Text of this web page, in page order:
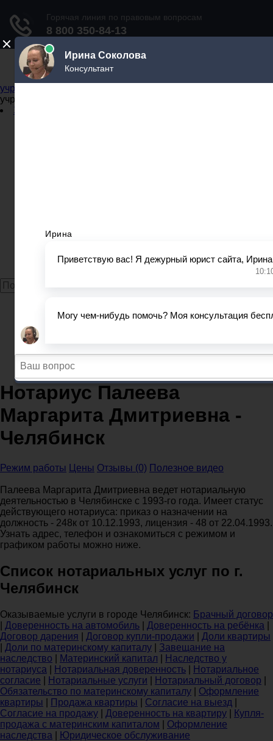
Не официальный справочник государственных
учреждений
учреждений
Задать вопрос юристу
Судебные приставы
Задать вопрос юристу
Нотариусы
Челябинская область
Нотариусы Челябинск
Нотариус Палеева Маргарита Дмитриевна -
Челябинск
Нотариус Палеева
Маргарита Дмитриевна -
Челябинск
Режим работы Цены Отзывы (0) Полезное видео
Палеева Маргарита Дмитриевна ведет нотариальную
деятельностью в Челябинске с 1993-го года. Имеет статус
действующего нотариуса: приказ о назначении на
должность - 248к от 10.12.1993, лицензия - 48 от 22.04.1993.
Узнать адрес, телефон и ознакомиться с режимом и
графиком работы можно ниже.
Список нотариальных услуг по г.
Челябинск
Оказываемые услуги в городе Челябинск: Брачный договор
Доверенность на автомобиль Доверенность на ребёнка
Договор дарения
Договор купли-продажи
Доли квартиры
Доли по материнскому капиталу
Завещание на
наследство
Материнский капитал
Наследство у
нотариуса
Нотариальная доверенность
Нотариальное
согласие
Нотариальные услуги Нотариальный договор
Обязательство по материнскому капиталу
Оформление
квартиры
Продажа квартиры Согласие на выезд
Согласие на продажу
Доверенность на квартиру
Купля-
продажа с материнским капиталом
Оформление
наследства
Юридическое обслуживание